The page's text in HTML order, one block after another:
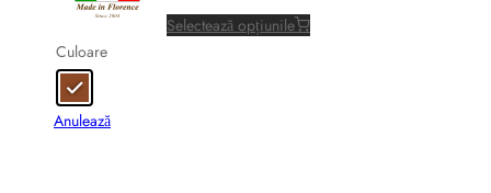
Selectează opțiunile
produs
are
Culoare
Anulează